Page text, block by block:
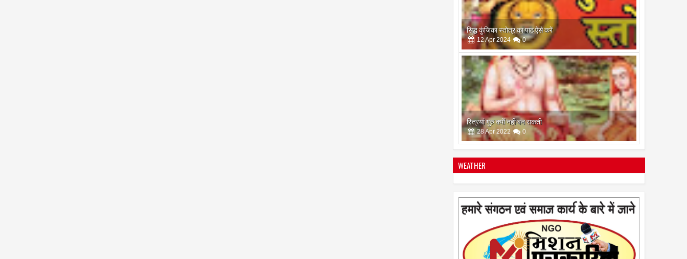
सिद्ध कुंजिका स्तोत्र का पाठ ऐसे करें
12Apr 2024 0
स्त्रियां गुरु क्यों नही बन सकती
28 Apr 2022 0
इस अमावस के दिन किया गया दान और पुजा पाठ होगा और भी
फलदायी
2022 0
WEATHER